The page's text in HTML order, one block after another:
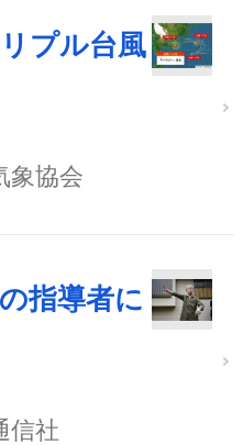
プル台風
象協会
指導者に
信社